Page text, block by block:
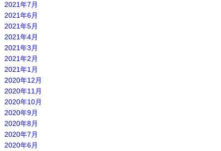
2021年7月
2021年6月
2021年5月
2021年4月
2021年3月
2021年2月
2021年1月
2020年12月
2020年11月
2020年10月
2020年9月
2020年8月
2020年7月
2020年6月